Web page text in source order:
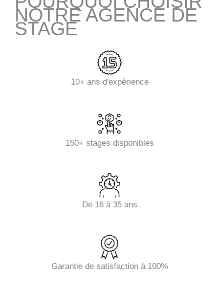
NOTRE AGENCE DE
STAGE
10+ ans d'expérience
150+ stages disponibles
De 16 à 35 ans
Garantie de satisfaction à 100%